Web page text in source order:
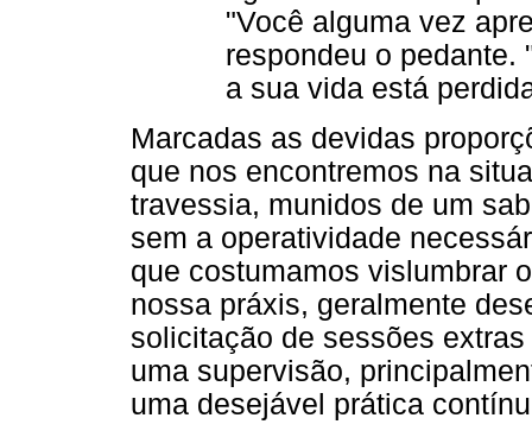
"Você alguma vez
respondeu o pedante.
a sua vida está
Marcadas as devidas
que nos encontremos na
travessia, munidos de um
sem a operatividade
que costumamos vislumbrar
nossa práxis, geralmente
solicitação de sessões
uma supervisão,
uma desejável prática